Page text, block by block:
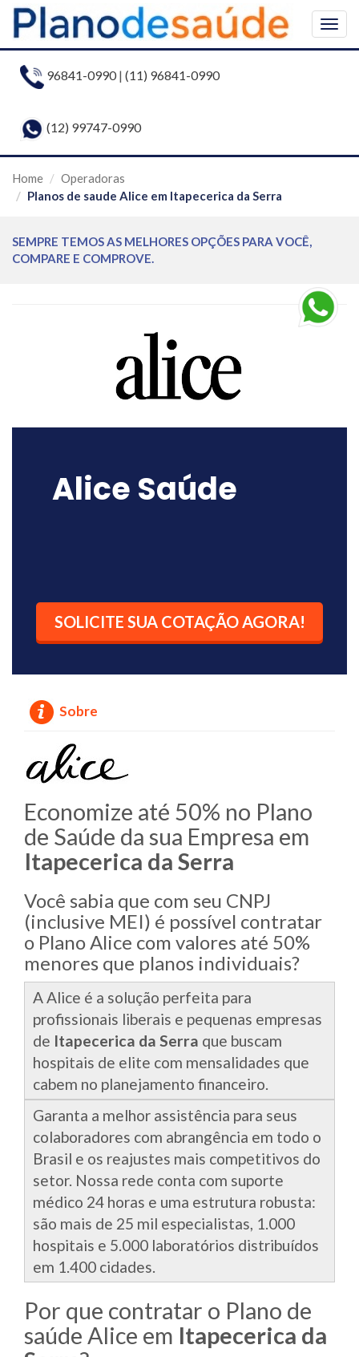
96841-0990| (11) 96841-0990
(12) 99747-0990
Home
Operadoras
Planos de saude Alice em Itapecerica da Serra
SEMPRE TEMOS AS MELHORES OPÇÕES PARA VOCÊ,
COMPARE E COMPROVE.
Alice Saúde
SOLICITE SUA COTAÇÃO AGORA!
Sobre
Economize até 50% no Plano
de Saúde da sua Empresa em
Itapecerica da Serra
Você sabia que com seu CNPJ
(inclusive MEI) é possível contratar
o Plano Alice com valores até 50%
menores que planos individuais?
A Alice é a solução perfeita para
profissionais liberais e pequenas empresas
de Itapecerica da Serra que buscam
hospitais de elite com mensalidades que
cabem no planejamento financeiro.
Garanta a melhor assistência para seus
colaboradores com abrangência em todo o
Brasil e os reajustes mais competitivos do
setor. Nossa rede conta com suporte
médico 24 horas e uma estrutura robusta:
são mais de 25 mil especialistas, 1.000
hospitais e 5.000 laboratórios distribuídos
em 1.400 cidades.
Por que contratar o Plano de
saúde Alice em Itapecerica da